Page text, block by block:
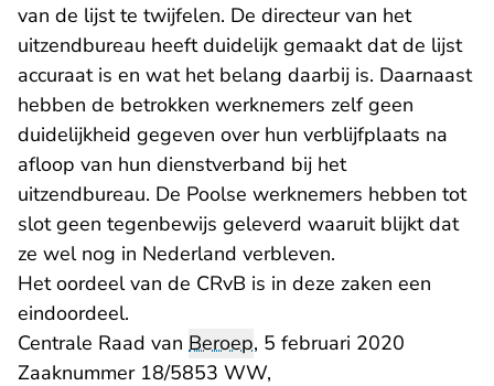
van de lijst te twijfelen. De directeur van het
uitzendbureau heeft duidelijk gemaakt dat de lijst
accuraat is en wat het belang daarbij is. Daarnaast
hebben de betrokken werknemers zelf geen
duidelijkheid gegeven over hun verblijfplaats na
afloop van hun dienstverband bij het
uitzendbureau. De Poolse werknemers hebben tot
slot geen tegenbewijs geleverd waaruit blijkt dat
ze wel nog in Nederland verbleven.
Het oordeel van de CRvB is in deze zaken een
eindoordeel.
Centrale Raad van Beroep, 5 februari 2020
Zaaknummer 18/5853 WW,